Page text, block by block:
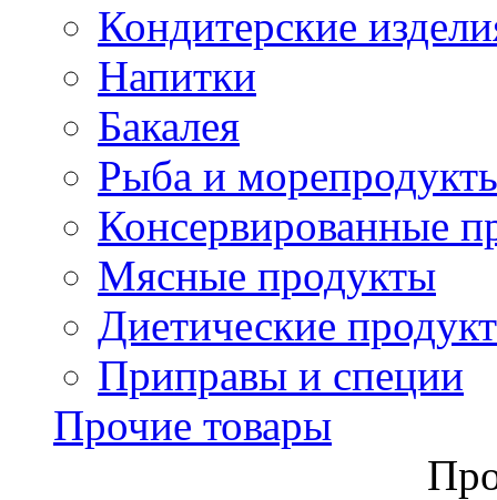
Кондитерские
Напитки
Бакалея
Рыба и
Консервированные
Мясные продукты
Диетические
Приправы и специи
Прочие товары